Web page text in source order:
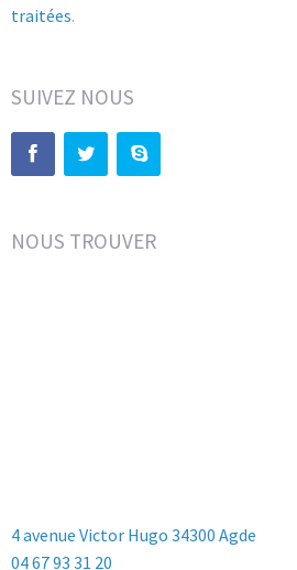
traitées.
SUIVEZ NOUS
NOUS TROUVER
4 avenue Victor Hugo 34300 Agde
04 67 93 31 20